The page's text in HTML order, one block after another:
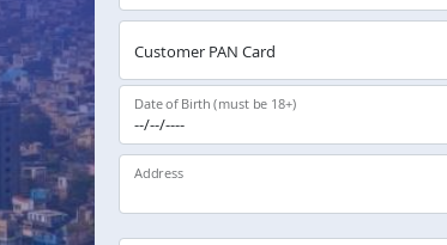
Customer PAN Card
Date of Birth (must be 18+)
Address